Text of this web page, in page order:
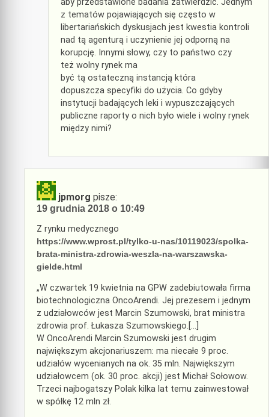
aby przedstawione badania zatwierdzić. Jednym
z tematów pojawiających się często w
libertariańskich dyskusjach jest kwestia kontroli
nad tą agenturą i uczynienie jej odporną na
korupcję. Innymi słowy, czy to państwo czy
też wolny rynek ma
być tą ostateczną instancją która
dopuszcza specyfiki do użycia. Co gdyby
instytucji badających leki i wypuszczających
publiczne raporty o nich było wiele i wolny rynek
między nimi?
jpmorg pisze:
19 grudnia 2018 o 10:49
Z rynku medycznego
https://www.wprost.pl/tylko-u-nas/10119023/spolka-
brata-ministra-zdrowia-weszla-na-warszawska-
gielde.html
„W czwartek 19 kwietnia na GPW zadebiutowała firma
biotechnologiczna OncoArendi. Jej prezesem i jednym
z udziałowców jest Marcin Szumowski, brat ministra
zdrowia prof. Łukasza Szumowskiego.[…]
W OncoArendi Marcin Szumowski jest drugim
największym akcjonariuszem: ma niecałe 9 proc.
udziałów wycenianych na ok. 35 mln. Największym
udziałowcem (ok. 30 proc. akcji) jest Michał Sołowow.
Trzeci najbogatszy Polak kilka lat temu zainwestował
w spółkę 12 mln zł.